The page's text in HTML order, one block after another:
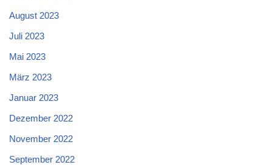
August 2023
Juli 2023
Mai 2023
März 2023
Januar 2023
Dezember 2022
November 2022
September 2022